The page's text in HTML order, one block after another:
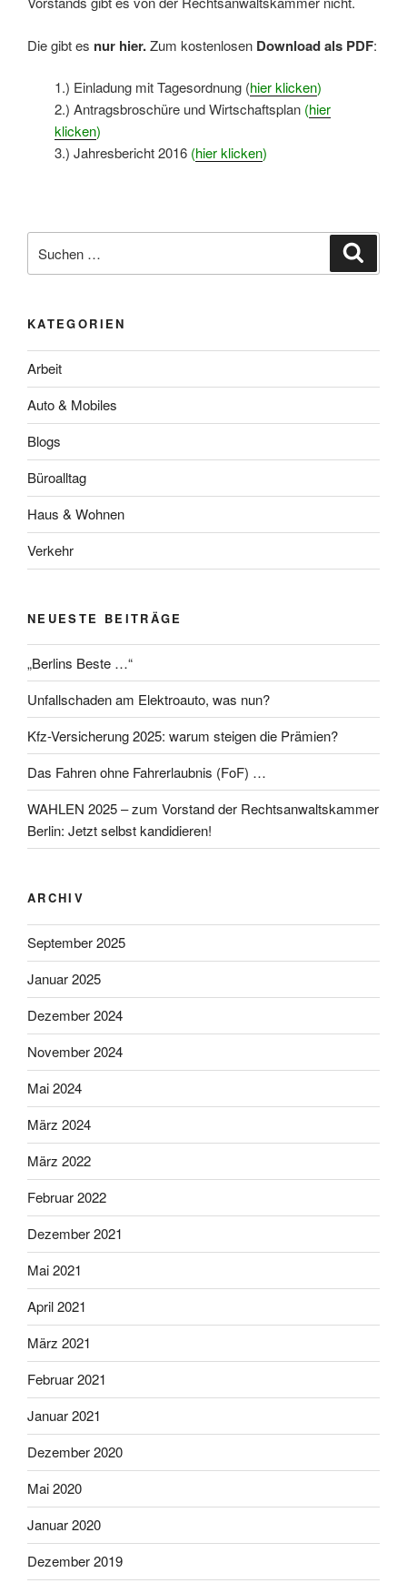
Die gibt es nur hier.Zum kostenlosen Download als PDF:
1.) Einladung mit Tagesordnung (hier klicken)
2.) Antragsbroschüre und Wirtschaftsplan (hier
klicken)
3.) Jahresbericht 2016 (hier klicken)
nach:
KATEGORIEN
Arbeit
Auto & Mobiles
Blogs
Büroalltag
Haus & Wohnen
Verkehr
NEUESTE BEITRÄGE
„Berlins Beste …“
Unfallschaden am Elektroauto, was nun?
Kfz-Versicherung 2025: warum steigen die Prämien?
Das Fahren ohne Fahrerlaubnis (FoF) …
WAHLEN 2025 – zum Vorstand der Rechtsanwaltskammer
Berlin: Jetzt selbst kandidieren!
ARCHIV
September 2025
Januar 2025
Dezember 2024
November 2024
Mai 2024
März 2024
März 2022
Februar 2022
Dezember 2021
Mai 2021
April 2021
März 2021
Februar 2021
Januar 2021
Dezember 2020
Mai 2020
Januar 2020
Dezember 2019